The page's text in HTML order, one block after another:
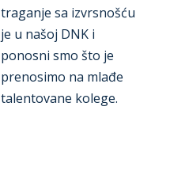
Kontakt
traganje sa izvrsnošću
je u našoj DNK i
ponosni smo što je
prenosimo na mlađe
talentovane kolege.